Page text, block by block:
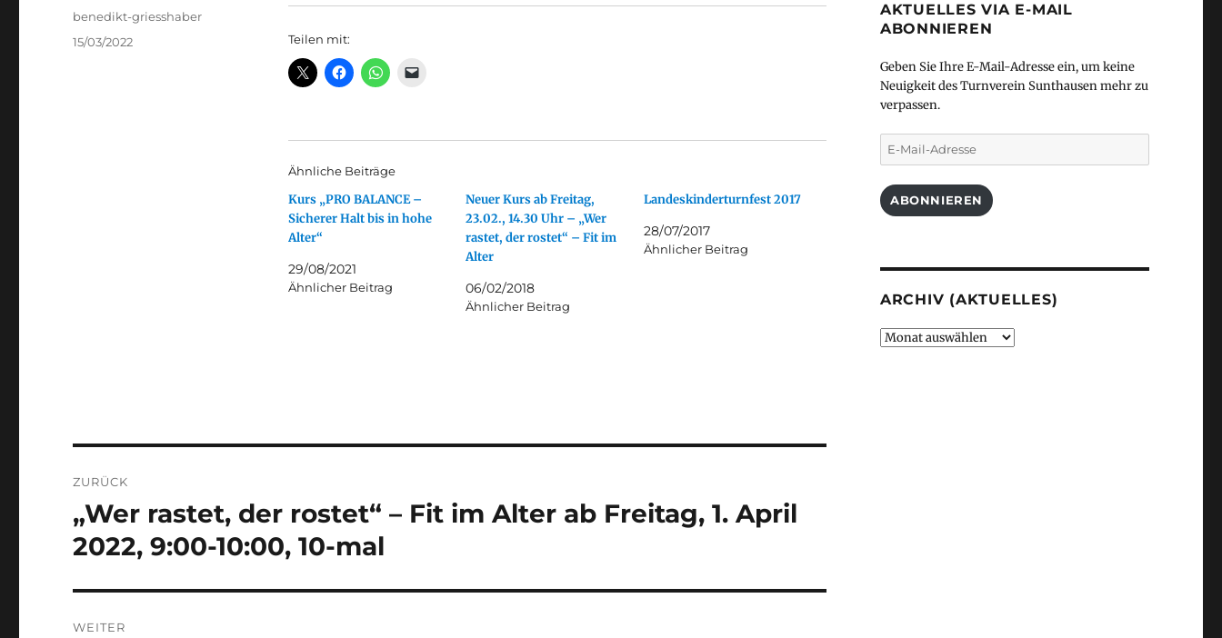
Teilen mit:
Ähnliche Beiträge
Kurs „PRO BALANCE –
Sicherer Halt bis in hohe
Alter“
29/08/2021
Ähnlicher Beitrag
Neuer Kurs ab Freitag,
23.02., 14.30 Uhr – „Wer
rastet, der rostet“ – Fit im
Alter
06/02/2018
Ähnlicher Beitrag
Landeskinderturnfest 2017
28/07/2017
Ähnlicher Beitrag
Autor
benedikt-griesshaber
Veröffentlicht
15/03/2022
ZURÜCK
Vorheriger
Beitrag:
„Wer rastet, der rostet“ – Fit im Alter ab Freitag, 1. April
2022, 9:00-10:00, 10-mal
WEITER
AKTUELLES VIA E-MAIL
ABONNIEREN
Geben Sie Ihre E-Mail-Adresse ein, um keine
Neuigkeit des Turnverein Sunthausen mehr zu
verpassen.
E-
Mail-
ABONNIEREN
ARCHIV (AKTUELLES)
Archiv